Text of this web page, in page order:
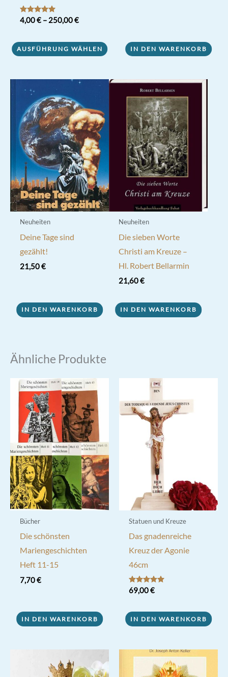
Bewertet mit
5.00
4,00€– 250,00€
AUSFÜHRUNG WÄHLEN
Produkt
mehrere
Varianten
auf.
Die
Optionen
können
auf
der
Produktseite
gewählt
werden
IN DEN WARENKORB
Neuheiten
Deine Tage sind
gezählt!
21,50€
IN DEN WARENKORB
Neuheiten
Die sieben Worte
Christi am Kreuze –
Hl. Robert Bellarmin
21,60€
IN DEN WARENKORB
Ähnliche Produkte
Bücher
Die schönsten
Mariengeschichten
Heft 11-15
7,70€
IN DEN WARENKORB
Statuen und Kreuze
Das gnadenreiche
Kreuz der Agonie
46cm
Bewertet mit
5.00
69,00€
IN DEN WARENKORB